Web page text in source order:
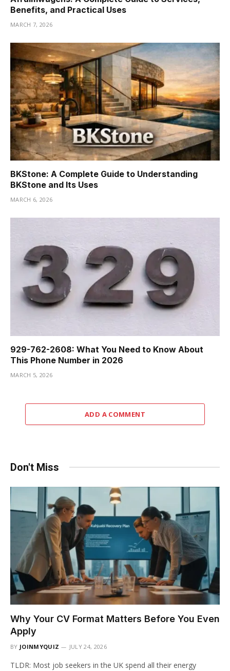
Benefits, and Practical Uses
MARCH 7, 2026
BKStone: A Complete Guide to Understanding
BKStone and Its Uses
MARCH 6, 2026
929-762-2608: What You Need to Know About
This Phone Number in 2026
MARCH 5, 2026
ADD A COMMENT
Don't Miss
Why Your CV Format Matters Before You Even
Apply
BY JOINMYQUIZ JULY 24, 2026
TLDR: Most job seekers in the UK spend all their energy